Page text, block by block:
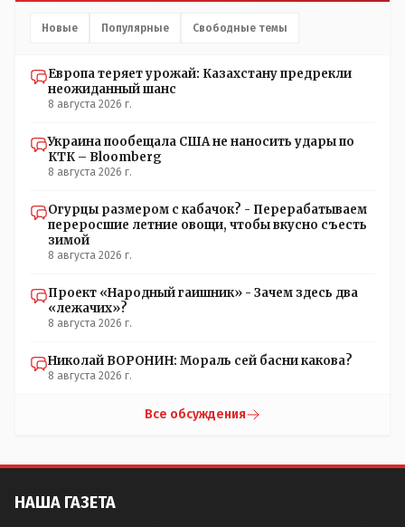
Новые Популярные Свободные темы
Европа теряет урожай: Казахстану предрекли
неожиданный шанс
8 августа 2026 г.
Украина пообещала США не наносить удары по
КТК – Bloomberg
8 августа 2026 г.
Огурцы размером с кабачок? - Перерабатываем
переросшие летние овощи, чтобы вкусно съесть
зимой
8 августа 2026 г.
Проект «Народный гаишник» - Зачем здесь два
«лежачих»?
8 августа 2026 г.
Николай ВОРОНИН: Мораль сей басни какова?
8 августа 2026 г.
Все обсуждения
НАША ГАЗЕТА